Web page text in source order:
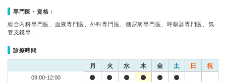
専門医・資格：
総合内科専門医、血液専門医、外科専門医、糖尿病専門医、呼吸器専門医、気
管支鏡専…
診療時間
月 火 水 木 金 土 日 祝
09:00-12:00